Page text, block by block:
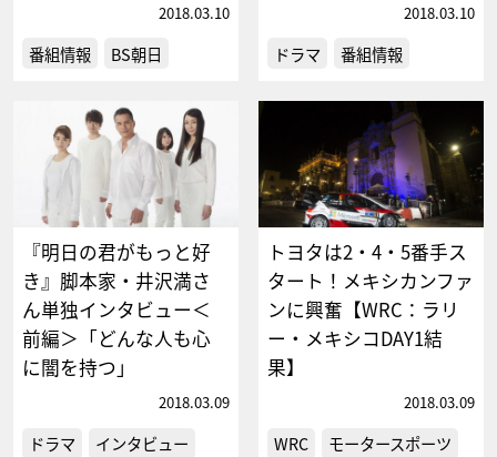
2018.03.10
番組情報 BS朝日
2018.03.10
ドラマ 番組情報
『明日の君がもっと好
き』脚本家・井沢満さ
ん単独インタビュー＜
前編＞「どんな人も心
に闇を持つ」
2018.03.09
ドラマ インタビュー
トヨタは2・4・5番手ス
タート！メキシカンファ
ンに興奮【WRC：ラリ
ー・メキシコDAY1結
果】
2018.03.09
WRC モータースポーツ